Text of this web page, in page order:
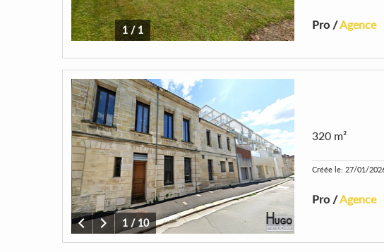
1/ 1 Pro /Agence
1 / 10
320 m²
Créée le: 27/01/
Pro /Agence